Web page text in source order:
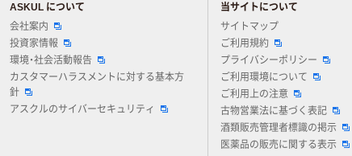
ASKUL について
会社案内
投資家情報
環境・社会活動報告
カスタマーハラスメントに対する基本方
針
アスクルのサイバーセキュリティ
当サイトについて
サイトマップ
ご利用規約
プライバシーポリシー
ご利用環境について
ご利用上の注意
古物営業法に基づく表記
酒類販売管理者標識の掲示
医薬品の販売に関する表示